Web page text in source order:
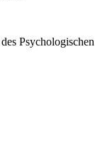
Psychologischen